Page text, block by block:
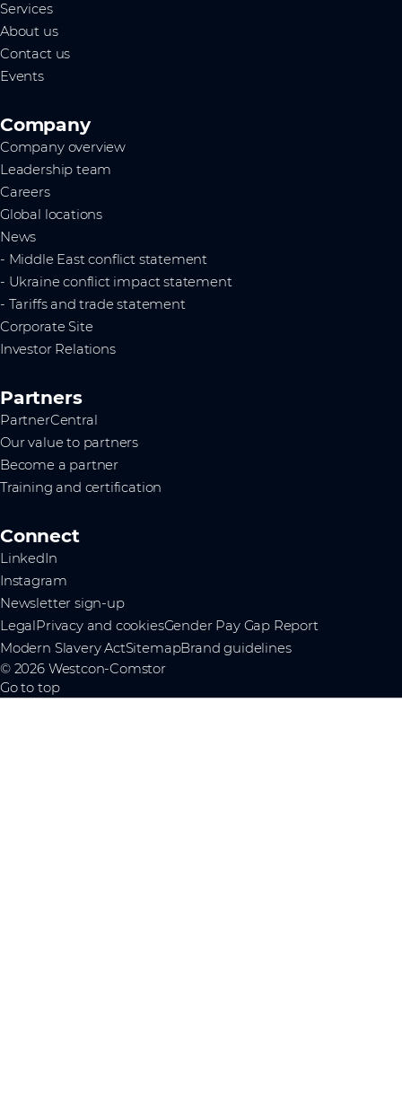
Services
About us
Contact us
Events
Company
Company overview
Leadership team
Careers
Global locations
News
- Middle East conflict statement
- Ukraine conflict impact statement
- Tariffs and trade statement
Corporate Site
Investor Relations
Partners
PartnerCentral
Our value to partners
Become a partner
Training and certification
Connect
LinkedIn
Instagram
Newsletter sign-up
LegalPrivacy and cookiesGender Pay Gap Report
Modern Slavery ActSitemapBrand guidelines
© 2026 Westcon-Comstor
Go to top